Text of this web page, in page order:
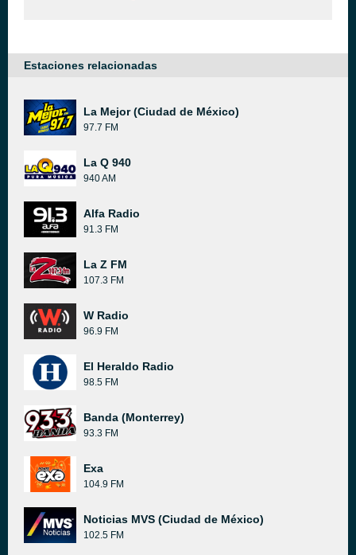
Estaciones relacionadas
La Mejor (Ciudad de México)
97.7 FM
La Q 940
940 AM
Alfa Radio
91.3 FM
La Z FM
107.3 FM
W Radio
96.9 FM
El Heraldo Radio
98.5 FM
Banda (Monterrey)
93.3 FM
Exa
104.9 FM
Noticias MVS (Ciudad de México)
102.5 FM